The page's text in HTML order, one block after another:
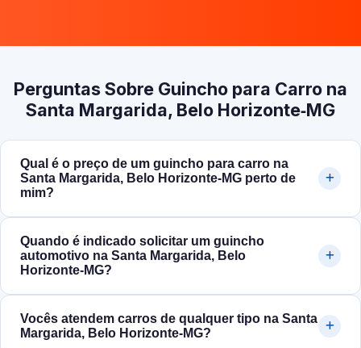
Perguntas Sobre Guincho para Carro na
Santa Margarida, Belo Horizonte‑MG
Qual é o preço de um guincho para carro na
Santa Margarida, Belo Horizonte‑MG perto de
mim?
Quando é indicado solicitar um guincho
automotivo na Santa Margarida, Belo
Horizonte‑MG?
Vocês atendem carros de qualquer tipo na Santa
Margarida, Belo Horizonte‑MG?